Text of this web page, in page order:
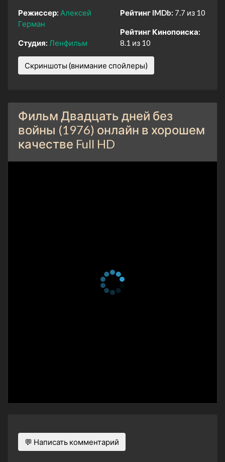
Режиссер: Алексей
Герман
Студия: Ленфильм
Рейтинг IMDb: 7.7 из 10
Рейтинг Кинопоиска:
8.1 из 10
Скриншоты (внимание спойлеры)
Фильм Двадцать дней без
войны (1976) онлайн в хорошем
качестве Full HD
💬 Написать комментарий